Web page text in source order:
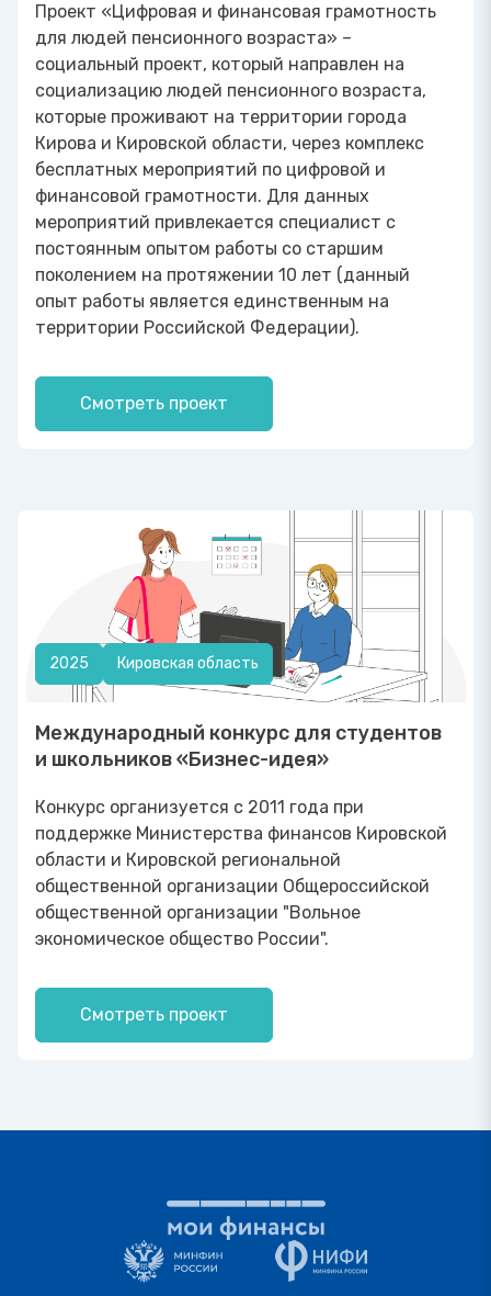
Проект «Цифровая и финансовая грамотность
для людей пенсионного возраста» –
социальный проект, который направлен на
социализацию людей пенсионного возраста,
которые проживают на территории города
Кирова и Кировской области, через комплекс
бесплатных мероприятий по цифровой и
финансовой грамотности. Для данных
мероприятий привлекается специалист с
постоянным опытом работы со старшим
поколением на протяжении 10 лет (данный
опыт работы является единственным на
территории Российской Федерации).
Смотреть проект
2025 Кировская область
Международный конкурс для студентов
и школьников «Бизнес-идея»
Конкурс организуется с 2011 года при
поддержке Министерства финансов Кировской
области и Кировской региональной
общественной организации Общероссийской
общественной организации "Вольное
экономическое общество России".
Смотреть проект